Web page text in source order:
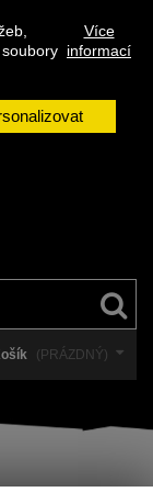
Více
informací
Kontakt
se
(PRÁZDNÝ)